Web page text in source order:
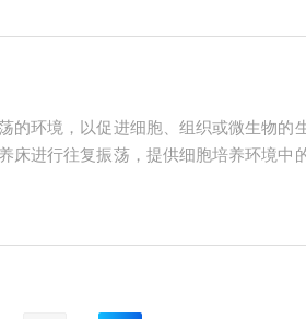
的环境，以促进细胞、组织或微生物的
床进行往复振荡，提供细胞培养环境中